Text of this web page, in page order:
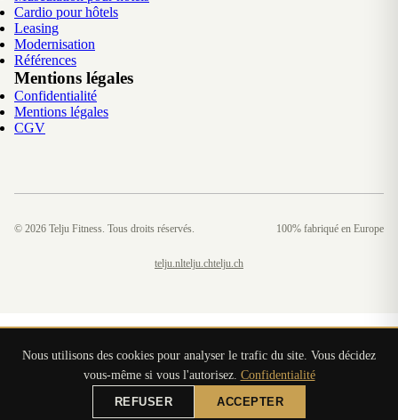
Cardio pour hôtels
Leasing
Modernisation
Références
Mentions légales
Confidentialité
Mentions légales
CGV
© 2026 Telju Fitness. Tous droits réservés. 100% fabriqué en Europe
telju.nltelju.chtelju.ch
DEMANDER UNE OFFRE
Nous utilisons des cookies pour analyser le trafic du site. Vous décidez
vous-même si vous l'autorisez. Confidentialité
REFUSER
ACCEPTER